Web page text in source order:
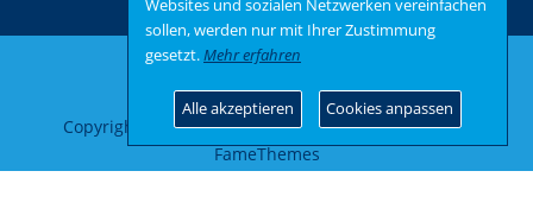
Copyright © 2026 AfD Kusel–OnePressTheme von
FameThemes
Websites und sozialen Netzwerken vereinfachen
sollen, werden nur mit Ihrer Zustimmung
gesetzt.Mehr erfahren
Alle akzeptieren Cookies anpassen